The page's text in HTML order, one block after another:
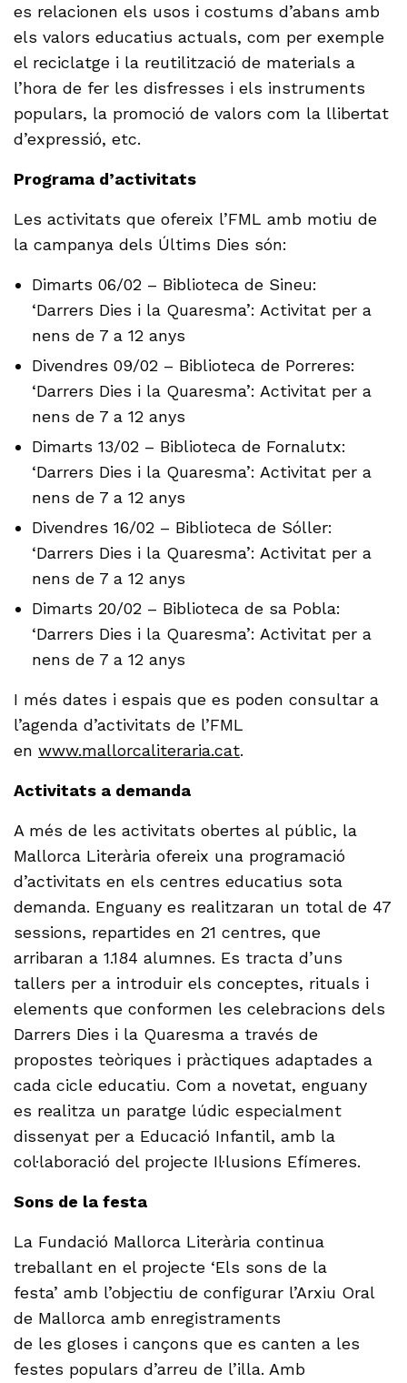
es relacionen els usos i costums d’abans amb
els valors educatius actuals, com per exemple
el reciclatge i la reutilització de materials a
l’hora de fer les disfresses i els instruments
populars, la promoció de valors com la llibertat
d’expressió, etc.
Programa d’activitats
Les activitats que ofereix l’FML amb motiu de
la campanya dels Últims Dies són:
Dimarts 06/02 – Biblioteca de Sineu:
‘Darrers Dies i la Quaresma’: Activitat per a
nens de 7 a 12 anys
Divendres 09/02 – Biblioteca de Porreres:
‘Darrers Dies i la Quaresma’: Activitat per a
nens de 7 a 12 anys
Dimarts 13/02 – Biblioteca de Fornalutx:
‘Darrers Dies i la Quaresma’: Activitat per a
nens de 7 a 12 anys
Divendres 16/02 – Biblioteca de Sóller:
‘Darrers Dies i la Quaresma’: Activitat per a
nens de 7 a 12 anys
Dimarts 20/02 – Biblioteca de sa Pobla:
‘Darrers Dies i la Quaresma’: Activitat per a
nens de 7 a 12 anys
I més dates i espais que es poden consultar a
l’agenda d’activitats de l’FML
enwww.mallorcaliteraria.cat.
Activitats a demanda
A més de les activitats obertes al públic, la
Mallorca Literària ofereix una programació
d’activitats en els centres educatius sota
demanda. Enguany es realitzaran un total de 47
sessions, repartides en 21 centres, que
arribaran a 1.184 alumnes. Es tracta d’uns
tallers per a introduir els conceptes, rituals i
elements que conformen les celebracions dels
Darrers Dies i la Quaresma a través de
propostes teòriques i pràctiques adaptades a
cada cicle educatiu. Com a novetat, enguany
es realitza un paratge lúdic especialment
dissenyat per a Educació Infantil, amb la
col·laboració del projecte Il·lusions Efímeres.
Sons de la festa
La Fundació Mallorca Literària continua
treballant en el projecte ‘Els sons de la
festa’ amb l’objectiu de configurar l’Arxiu Oral
de Mallorca amb enregistraments
de les gloses i cançons que es canten a les
festes populars d’arreu de l’illa. Amb